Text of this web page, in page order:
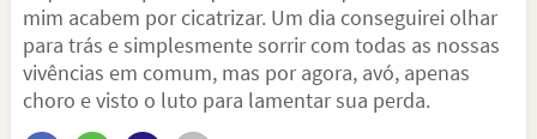
mim acabem por cicatrizar. Um dia conseguirei olhar
para trás e simplesmente sorrir com todas as nossas
vivências em comum, mas por agora, avó, apenas
choro e visto o luto para lamentar sua perda.